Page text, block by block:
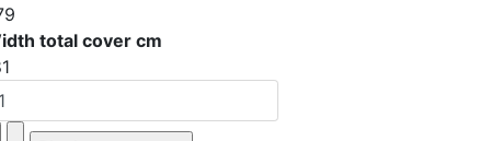
total cover cm